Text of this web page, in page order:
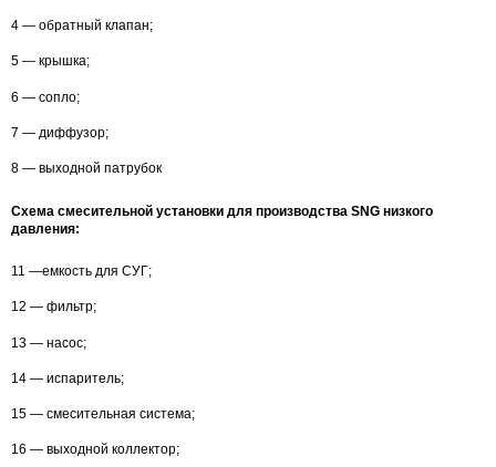
4 — обратный клапан;
5 — крышка;
6 — сопло;
7 — диффузор;
8 — выходной патрубок
Схема смесительной установки для производства SNG низкого
давления:
11 —емкость для СУГ;
12 — фильтр;
13 — насос;
14 — испаритель;
15 — смесительная система;
16 — выходной коллектор;